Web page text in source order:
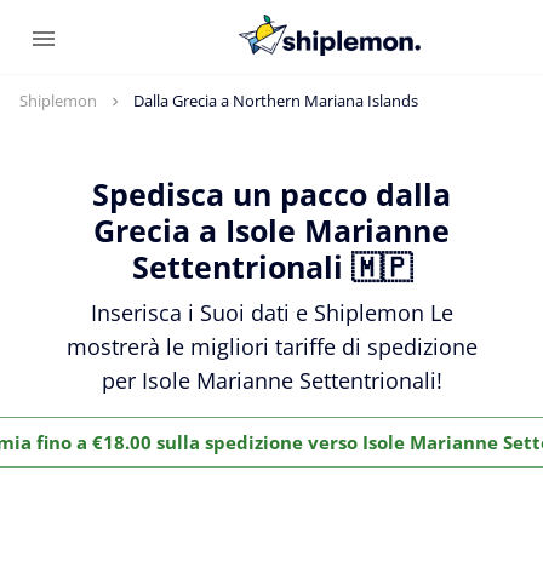
Shiplemon Dalla Grecia a Northern Mariana Islands
Spedisca un pacco dalla
Grecia a Isole Marianne
Settentrionali 🇲🇵
Inserisca i Suoi dati e Shiplemon Le
mostrerà le migliori tariffe di spedizione
per Isole Marianne Settentrionali!
fino a €18.00 sulla spedizione verso Isole Marianne